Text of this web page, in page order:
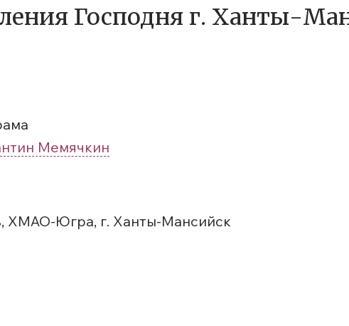
Господня г. Ханты-
Мемячкин
ХМАО-Югра, г. Ханты-Мансийск